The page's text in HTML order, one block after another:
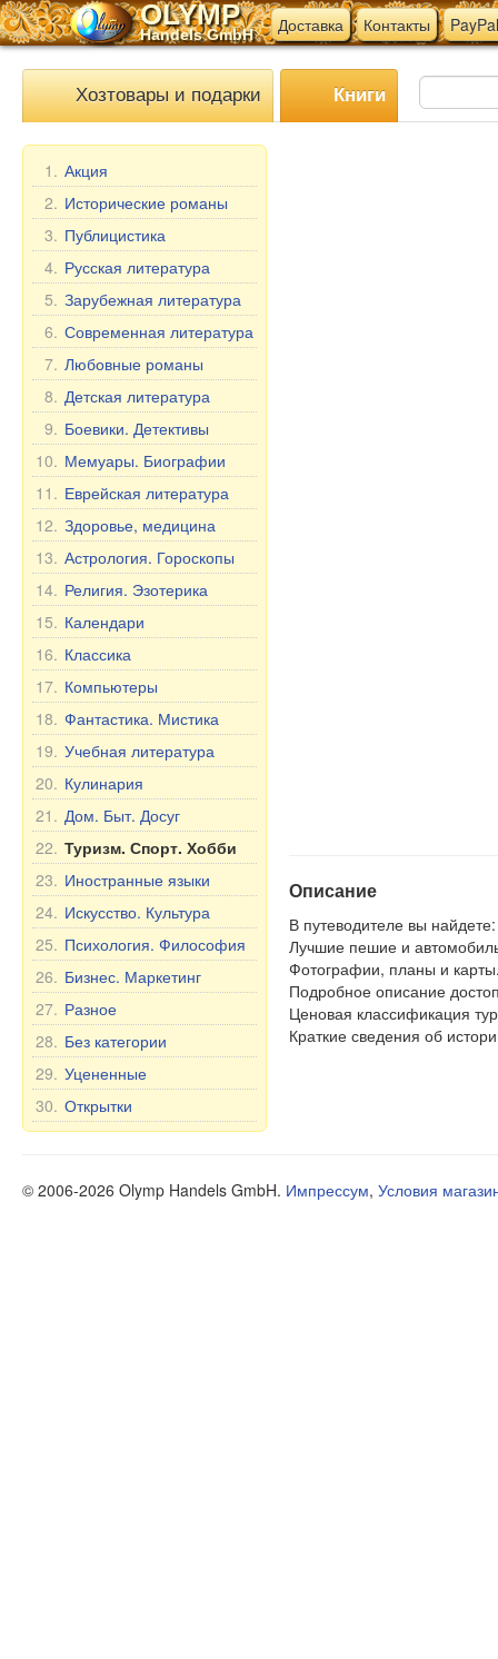
OLYMP
Handels GmbH Доставка Контакты PayPal
Хозтовары и подарки Книги
1. Акция
2. Исторические романы
3. Публицистика
4. Русская литература
5. Зарубежная литература
6. Современная литература
7. Любовные романы
8. Детская литература
9. Боевики. Детективы
10. Мемуары. Биографии
11. Еврейская литература
12. Здоровье, медицина
13. Астрология. Гороскопы
14. Религия. Эзотерика
15. Календари
16. Классика
17. Компьютеры
18. Фантастика. Мистика
19. Учебная литература
20. Кулинария
21. Дом. Быт. Досуг
22. Туризм. Спорт. Хобби
23. Иностранные языки
24. Искусство. Культура
25. Психология. Философия
26. Бизнес. Маркетинг
27. Разное
28. Без категории
29. Уцененные
30. Открытки
Описание
В путеводителе вы найдете:
Лучшие пешие и
Фотографии, планы и
Подробное описание
Ценовая классификация
Краткие сведения об
© 2006-2026 Olymp Handels GmbH. Импрессум, Условия